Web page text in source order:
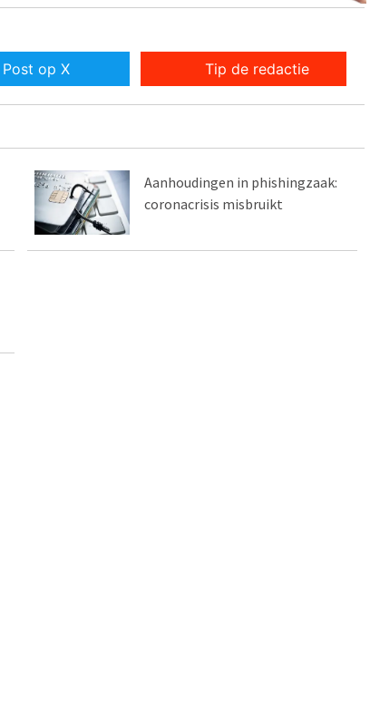
Post op X Tip de redactie
Aanhoudingen in phishingzaak:
coronacrisis misbruikt